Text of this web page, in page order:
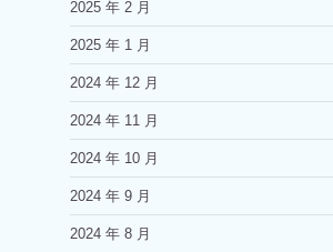
2025 年 2 月
2025 年 1 月
2024 年 12 月
2024 年 11 月
2024 年 10 月
2024 年 9 月
2024 年 8 月